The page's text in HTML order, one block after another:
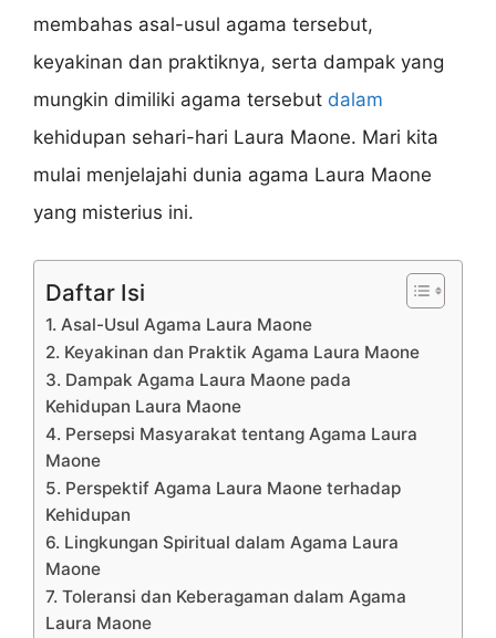
membahas asal-usul agama tersebut,
keyakinan dan praktiknya, serta dampak yang
mungkin dimiliki agama tersebut dalam
kehidupan sehari-hari Laura Maone. Mari kita
mulai menjelajahi dunia agama Laura Maone
yang misterius ini.
Daftar Isi
1. Asal-Usul Agama Laura Maone
2. Keyakinan dan Praktik Agama Laura Maone
3. Dampak Agama Laura Maone pada
Kehidupan Laura Maone
4. Persepsi Masyarakat tentang Agama Laura
Maone
5. Perspektif Agama Laura Maone terhadap
Kehidupan
6. Lingkungan Spiritual dalam Agama Laura
Maone
7. Toleransi dan Keberagaman dalam Agama
Laura Maone